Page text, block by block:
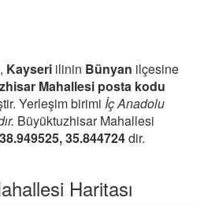
Kayseri ilinin Bünyan ilçesine
Mahallesi posta kodu
Yerleşim birimi İç Anadolu
Büyüktuzhisar Mahallesi
38.949525, 35.844724dir.
Haritası